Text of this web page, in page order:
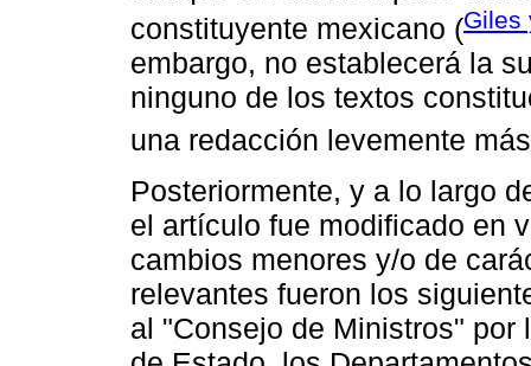
constituyente mexicano (Giles
embargo, no establecerá la
ninguno de los textos
una redacción levemente
Posteriormente, y a lo largo
el artículo fue modificado en
cambios menores y/o de
relevantes fueron los
al "Consejo de Ministros"